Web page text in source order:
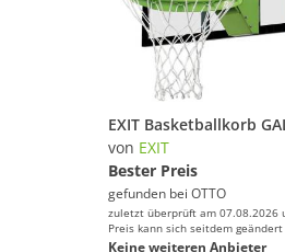
von EXIT
Bester Preis
gefunden bei OTTO
zuletzt überprüft am 07.08.2026
Preis kann sich seitdem geändert
Keine weiteren Anbieter